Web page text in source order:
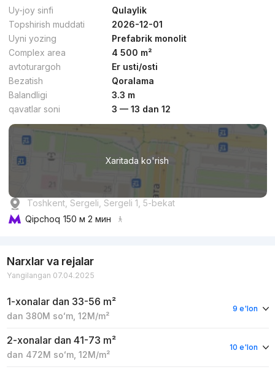
Uy-joy sinfi
Qulaylik
Topshirish muddati
2026-12-01
Uyni yozing
Prefabrik monolit
Complex area
4 500 m²
avtoturargoh
Er usti/osti
Bezatish
Qoralama
Balandligi
3.3 m
qavatlar soni
3 — 13 dan 12
Xaritada ko'rish
Toshkent, Sergeli, Sergeli 1, 5-bekat
Qipchoq 150 м 2 мин
Narxlar va rejalar
Yangilangan 07.04.2025
1-xonalar dan 33-56 m²
dan 380M soʻm, 12M/m²
9 e'lon
2-xonalar dan 41-73 m²
dan 472M soʻm, 12M/m²
10 e'lon